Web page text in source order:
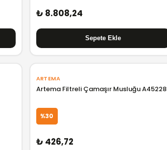
₺ 8.808,24
ARTEMA
Artema Filtreli Çamaşır Musluğu A45228
%30
₺ 426,72